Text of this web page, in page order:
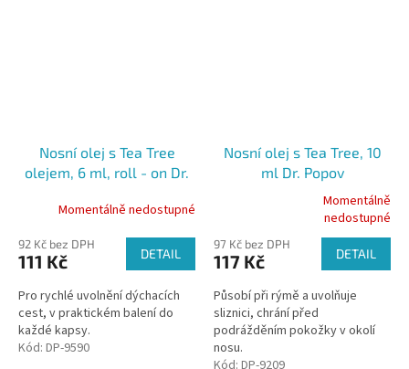
Nosní olej s Tea Tree
olejem, 6 ml, roll - on Dr.
Momentálně nedostupné
92 Kč bez DPH
111 Kč DETAIL
Pro rychlé uvolnění dýchacích
cest, v praktickém balení do
každé kapsy.
Kód: DP-9590
Nosní olej s Tea Tree, 10
ml Dr. Popov
produktu
je
z
5
hvězdiček.
Momentálně
nedostupné
97 Kč bez DPH
117 Kč DETAIL
Působí při rýmě a uvolňuje
sliznici, chrání před
podrážděním pokožky v okolí
nosu.